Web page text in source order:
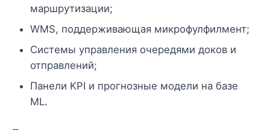
маршрутизации;
WMS, поддерживающая микрофулфилмент;
Системы управления очередями доков и
отправлений;
Панели KPI и прогнозные модели на базе
ML.